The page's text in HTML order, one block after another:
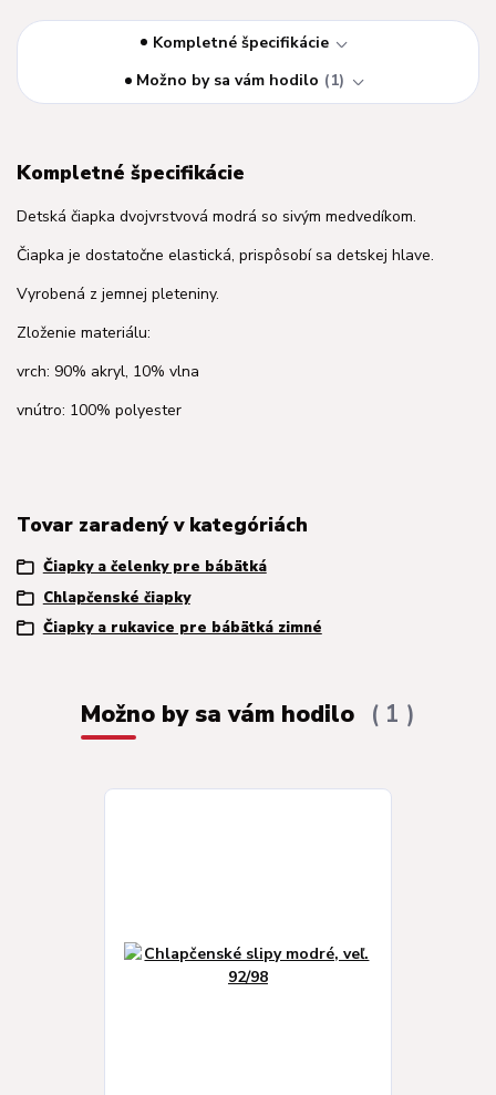
Kompletné špecifikácie
Možno by sa vám hodilo
1
Kompletné špecifikácie
Detská čiapka dvojvrstvová modrá so sivým medvedíkom.
Čiapka je dostatočne elastická, prispôsobí sa detskej hlave.
Vyrobená z jemnej pleteniny.
Zloženie materiálu:
vrch: 90% akryl, 10% vlna
vnútro: 100% polyester
Tovar zaradený v kategóriách
Čiapky a čelenky pre bábätká
Chlapčenské čiapky
Čiapky a rukavice pre bábätká zimné
Možno by sa vám hodilo 1